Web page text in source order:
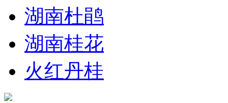
湖南杜鹃
湖南桂花
火红丹桂